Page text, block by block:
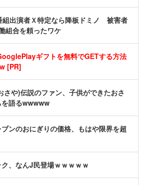
組出演者Ｘ特定なら降板ドミノ 被害者
組合を頼ったワケ
ギフトを無料でGETする方法
[PR]
さや)伝説のファン、子供ができたおさ
を語るwwwww
ブンのおにぎりの価格、もはや限界を超
ク、なんJ民登場ｗｗｗｗｗ